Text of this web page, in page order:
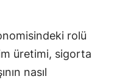
Kütahya
Malatya
rolü
üretimi, sigorta
nasıl